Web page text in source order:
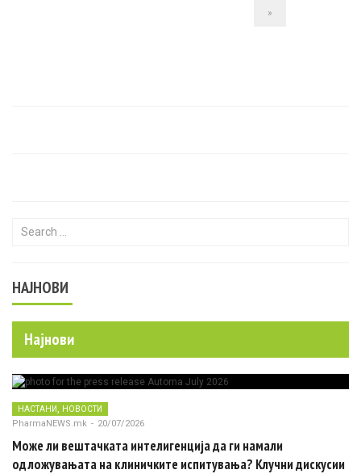
»
Search for:
НАЈНОВИ
Најнови
НАСТАНИ НОВОСТИ
PharmaNEWS.mk - 20/07/2026
Може ли вештачката интелигенција да ги намали
одложувањата на клиничките испитувања? Клучни дискусии